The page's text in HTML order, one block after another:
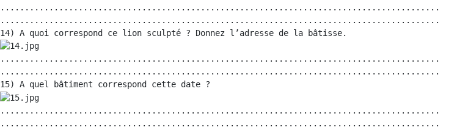
..........................................................................................
..........................................................................................
..........................................................................................
..........................................................................................
..........................................................................................
..........................................................................................